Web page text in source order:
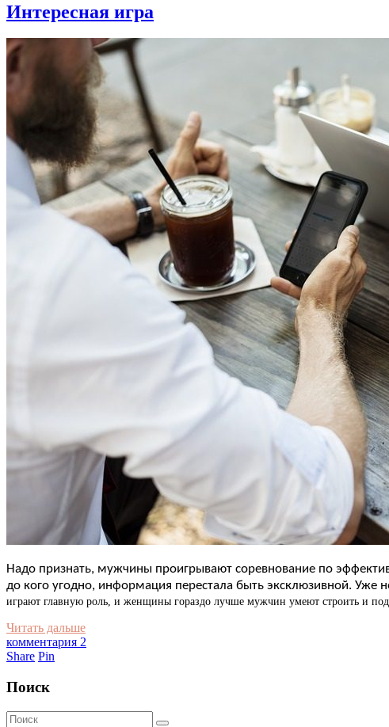
Интересная игра
Надо признать, мужчины проигрывают соревнование по
до кого угодно, информация перестала быть эксклюзивной. Уже
играют главную роль, и женщины гораздо лучше мужчин умеют строить и
Читать дальше
комментария 2
Share Pin
Поиск